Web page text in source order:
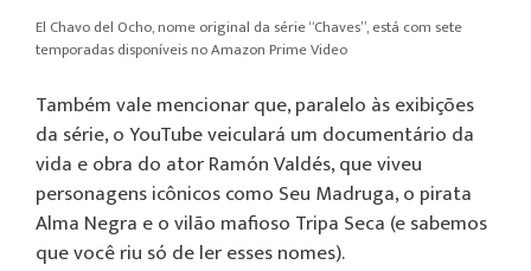
El Chavo del Ocho, nome original da série “Chaves”, está com sete
temporadas disponíveis no Amazon Prime Video
Também vale mencionar que, paralelo às exibições
da série, o YouTube veiculará um documentário da
vida e obra do ator Ramón Valdés, que viveu
personagens icônicos como Seu Madruga, o pirata
Alma Negra e o vilão mafioso Tripa Seca (e sabemos
que você riu só de ler esses nomes).